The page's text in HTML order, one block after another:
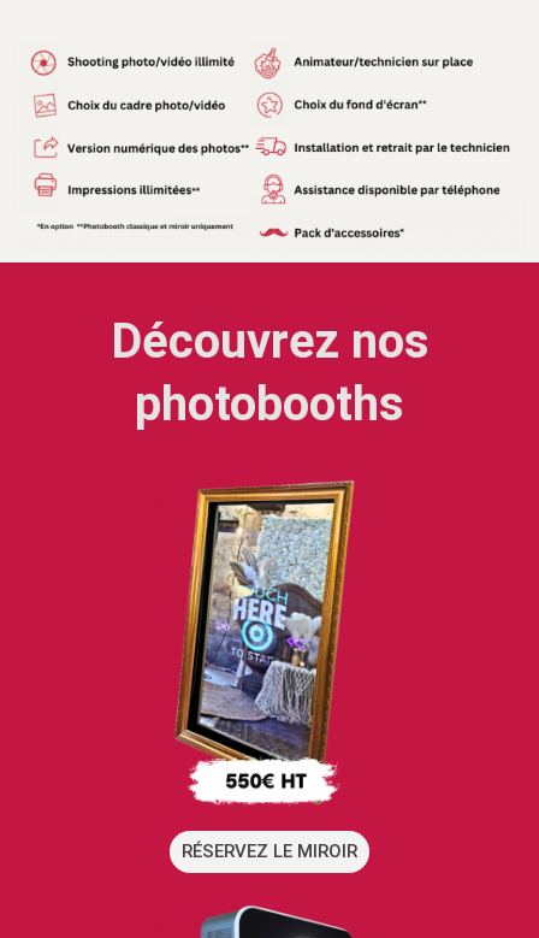
Découvrez nos
photobooths
RÉSERVEZ LE MIROIR